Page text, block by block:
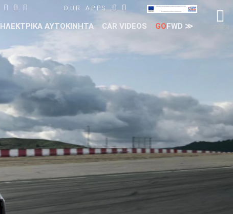
OUR APPS
ΗΛΕΚΤΡΙΚΑ ΑΥΤΟΚΙΝΗΤΑ CAR VIDEOS GOFWD ≫